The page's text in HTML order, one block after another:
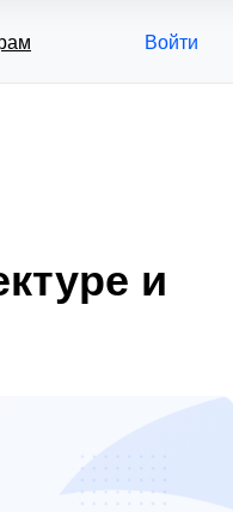
Войти
и